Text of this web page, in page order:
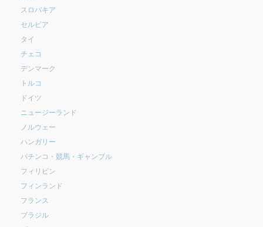
スロバキア
セルビア
タイ
チェコ
デンマーク
トルコ
ドイツ
ニュージーランド
ノルウェー
ハンガリー
パチンコ・競馬・ギャンブル
フィリピン
フィンランド
フランス
ブラジル